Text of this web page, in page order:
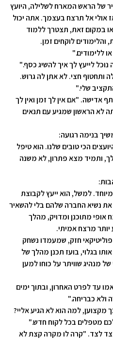
של הראש המארח לשלילה, היועץ
אולי אל תרצח בעצמך. אתה יכול
במקום זאת, תצטרך ללמוד
לוקחים זמן.
ללימודים."
לייעץ לך איך להשיג כסף."
ותחטוף חצי. לא אתן לה גרוש.
שלי."
אדישה. "אם אין לך זמן ואין לך
לא הראשון שמגיע עם תנאים
בנימה רגועה:
הכי טובים שלנו. הוא טיפל
ותמיד מצא פתרון, לא משנה
למשל, הוא ייעץ לקבוצת
נשיא החברה שלהם בלי להשאיר
אופי מתוכנן ומדויק, מהלך
מרצח אמיתי.
חזק, שמעמדו נשחק
בגלוי, בועז תכנן מהלך של
מנהיג שוויתר על כוחו למען
עד לפרט האחרון, ובתוך ימים
ולא כבריחה."
מקצוען, למה הוא לא הגיע אליי?
מטפלים בכל לקוח חדש."
לצד. "קרה לו מקרה קצת לא